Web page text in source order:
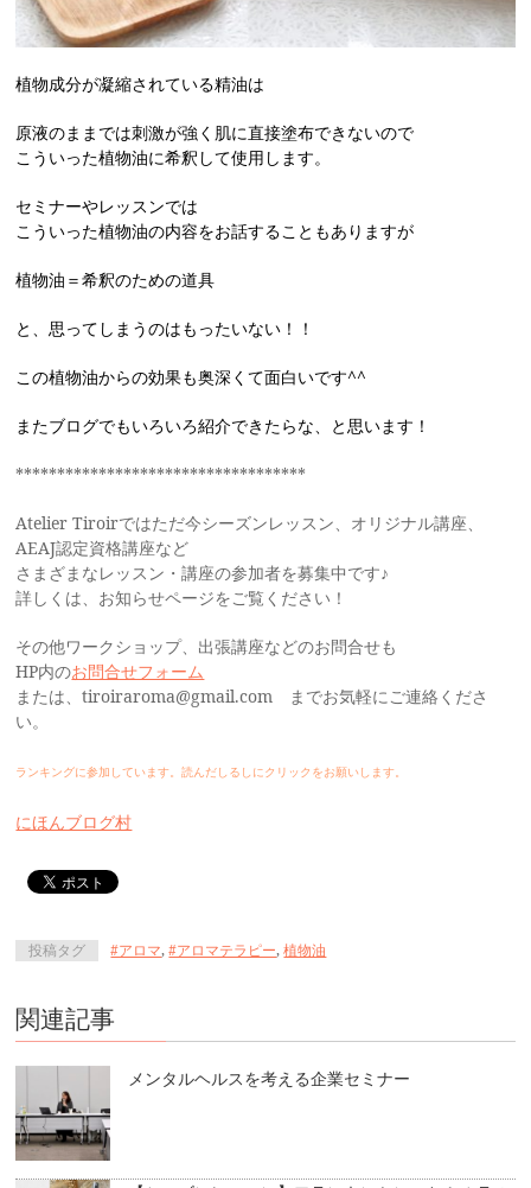
植物成分が凝縮されている精油は
原液のままでは刺激が強く肌に直接塗布できないので
こういった植物油に希釈して使用します。
セミナーやレッスンでは
こういった植物油の内容をお話することもありますが
植物油＝希釈のための道具
と、思ってしまうのはもったいない！！
この植物油からの効果も奥深くて面白いです^^
またブログでもいろいろ紹介できたらな、と思います！
***********************************
Atelier Tiroirではただ今シーズンレッスン、オリジナル講座、
AEAJ認定資格講座など
さまざまなレッスン・講座の参加者を募集中です♪
詳しくは、お知らせページをご覧ください！
その他ワークショップ、出張講座などのお問合せも
HP内のお問合せフォーム
または、tiroiraroma@gmail.com までお気軽にご連絡くださ
い。
ランキングに参加しています。読んだしるしにクリックをお願いします。
にほんブログ村
投稿タグ #アロマ,#アロマテラピー,植物油
関連記事
メンタルヘルスを考える企業セミナー